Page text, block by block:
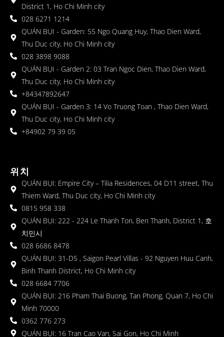
District 1, Ho Chi Minh city
028 6271 1214
QUÁN BỤI - Garden: 55 Ngo Quang Huy, Thao Dien Ward,
Thu Duc city, Ho Chi Minh city
028 3898 9088
QUÁN BỤI - Garden 2: 03 Tran Ngoc Dien, Thao Dien Ward,
Thu Duc city, Ho Chi Minh city
+84347892647
QUÁN BỤI - Garden 3: 14 Vo Truong Toan , Thao Dien Ward,
Thu Duc city, Ho Chi Minh city
+84902 79 39 05
위치
QUÁN BỤI: Empire City – Tilia Residences, 04 D11 street, Thu
Thiem Ward, Thu Duc city, Ho Chi Minh city
0815 958 338
QUÁN BỤI: 222 - 224 Le Thanh Ton, Ben Thanh, District 1, 호
치민시
028 6686 8478
QUÁN BỤI: 31-D5 , Saigon Pearl Villas - 92 Nguyen Huu Canh,
Binh Thanh District, Ho Chi Minh city
028 6684 7706
QUÁN BỤI: 216 Pham Thai Buong, Tan Phong, Quan 7, Ho Chi
Minh 70000
0362 776 273
QUÁN BỤI: 16 Tran Cao Van, Sai Gon, Ho Chi Minh